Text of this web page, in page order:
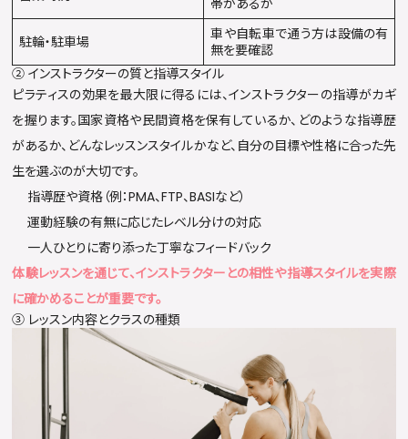
駐輪・駐車場
車や自転車で通う方は設備の有
無を要確認
② インストラクターの質と指導スタイル
ピラティスの効果を最大限に得るには、インストラクターの指導がカギ
を握ります。国家資格や民間資格を保有しているか、どのような指導歴
があるか、どんなレッスンスタイルかなど、自分の目標や性格に合った先
生を選ぶのが大切です。
指導歴や資格（例：PMA、FTP、BASIなど）
運動経験の有無に応じたレベル分けの対応
一人ひとりに寄り添った丁寧なフィードバック
体験レッスンを通じて、インストラクターとの相性や指導スタイルを実際
に確かめることが重要です。
③ レッスン内容とクラスの種類